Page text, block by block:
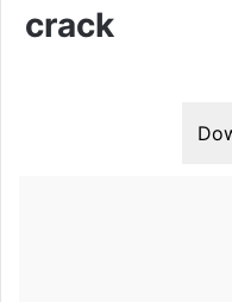
crack